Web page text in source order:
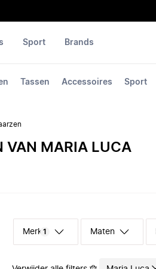
Tassen Accessoires Sport
Sport Brands
VAN MARIA LUCA
Merk 1 Maten